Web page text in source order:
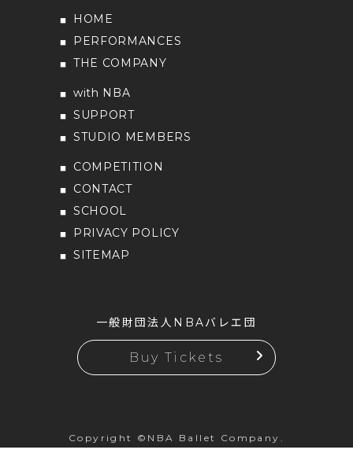
HOME
PERFORMANCES
THE COMPANY
with NBA
SUPPORT
STUDIO MEMBERS
COMPETITION
CONTACT
SCHOOL
PRIVACY POLICY
SITEMAP
一般財団法人NBAバレエ団
Buy Tickets
Copyright ©NBA Ballet Company.